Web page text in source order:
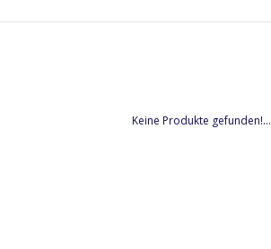
Keine Produkte gefunden!...